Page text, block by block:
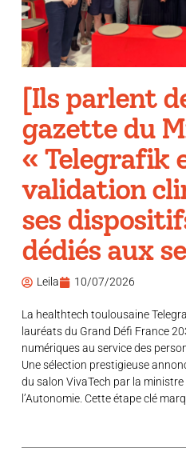
[Ils parlent
gazette du
« Telegrafik
validation
ses
dédiés aux
Leila 10/07/2026
La healthtech toulousaine
lauréats du Grand Défi France
numériques au service des
Une sélection prestigieuse
du salon VivaTech par la
l’Autonomie. Cette étape clé